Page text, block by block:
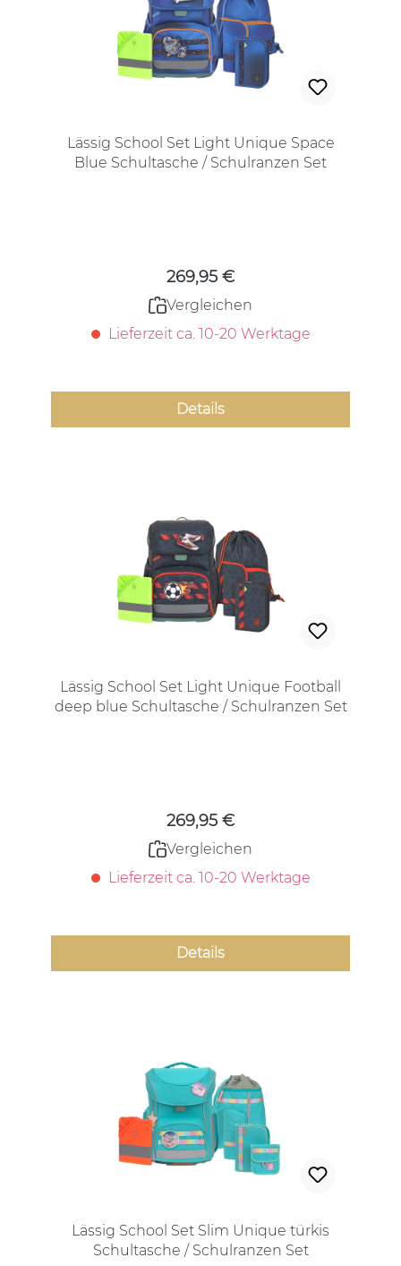
Lässig School Set Light Unique Space
Blue Schultasche / Schulranzen Set
269,95 €
Vergleichen
Lieferzeit ca. 10-20 Werktage
Details
Lässig School Set Light Unique Football
deep blue Schultasche / Schulranzen Set
269,95 €
Vergleichen
Lieferzeit ca. 10-20 Werktage
Details
Lässig School Set Slim Unique türkis
Schultasche / Schulranzen Set